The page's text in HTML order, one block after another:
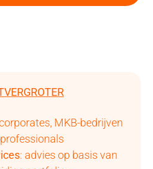
MKB-bedrijven
: advies op basis van